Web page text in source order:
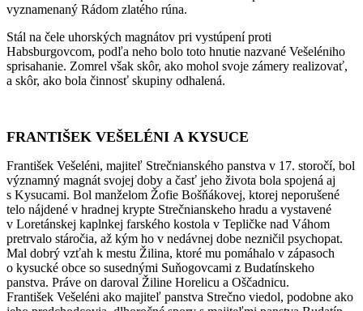
vyznamenaný Rádom zlatého rúna.
Stál na čele uhorských magnátov pri vystúpení proti
Habsburgovcom, podľa neho bolo toto hnutie nazvané Vešeléniho
sprisahanie. Zomrel však skôr, ako mohol svoje zámery realizovať,
a skôr, ako bola činnosť skupiny odhalená.
FRANTIŠEK VEŠELÉNI A KYSUCE
František Vešeléni, majiteľ Strečnianského panstva v 17. storočí, bol
významný magnát svojej doby a časť jeho života bola spojená aj
s Kysucami. Bol manželom Žofie Bošňákovej, ktorej neporušené
telo nájdené v hradnej krypte Strečnianskeho hradu a vystavené
v Loretánskej kaplnkej farského kostola v Tepličke nad Váhom
pretrvalo stáročia, až kým ho v nedávnej dobe nezničil psychopat.
Mal dobrý vzťah k mestu Žilina, ktoré mu pomáhalo v zápasoch
o kysucké obce so susednými Suňogovcami z Budatínskeho
panstva. Práve on daroval Žiline Horelicu a Oščadnicu.
František Vešeléni ako majiteľ panstva Strečno viedol, podobne ako